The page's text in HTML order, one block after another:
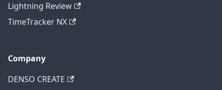
Lightning Review
TimeTracker NX
Company
DENSO CREATE